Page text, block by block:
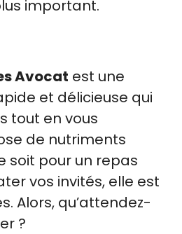
important.
Avocat est une
et délicieuse qui
tout en vous
de nutriments
soit pour un repas
vos invités, elle est
Alors, qu’attendez-
?